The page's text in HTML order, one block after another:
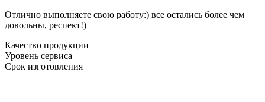
Отлично выполняете свою работу:) все остались более чем
довольны, респект!)
Качество продукции
Уровень сервиса
Срок изготовления